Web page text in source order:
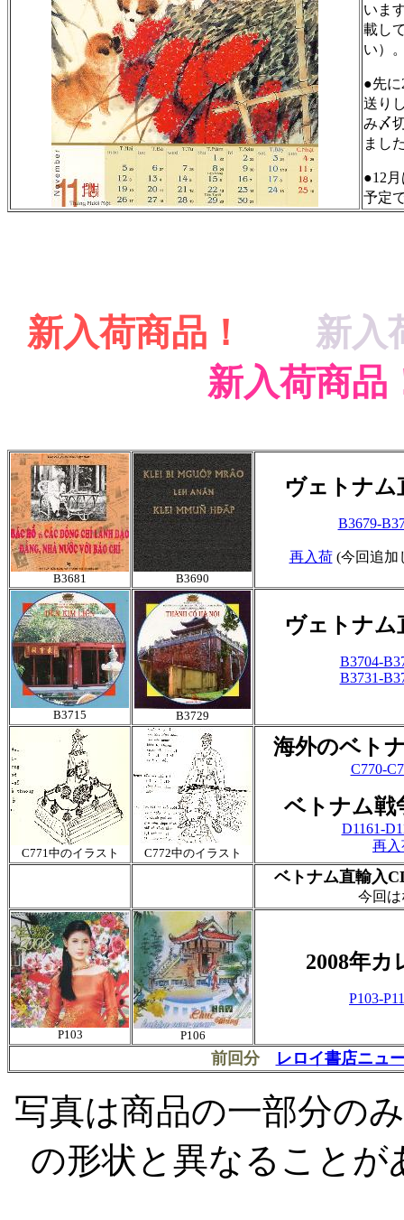
いま
載し
い）
●先
送り
み〆
まし
●12
予定
新入荷商品！
新入
新入荷商品
B3681 B3690
ヴェトナム
B3679-
再入荷(今回追加
B3715 B3729
ヴェトナム
B3704-
B3731-
C771中のイラスト C772中のイラスト
海外のベト
C770-
ベトナム戦
D1161-
再入
ベトナム直輸入
今回
P103 P106
2008年カ
P103-
前回分 レロイ書店ニュ
写真は商品の一部分の
の形状と異なること